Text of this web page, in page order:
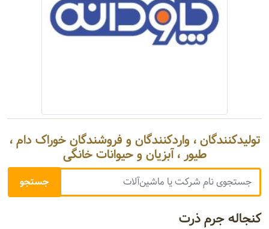
تولیدکنندگان ، واردکنندگان و فروشندگان خوراک دام ،
طیور ، آبزیان و حیوانات خانگی
کنجاله جرم ذرت